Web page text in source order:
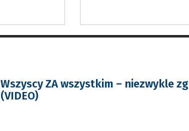
Wszyscy ZA wszystkim – niezwykle
(VIDEO)